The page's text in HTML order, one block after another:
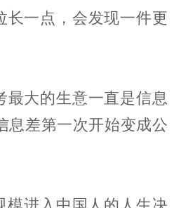
长一点，会发现一件更
最大的生意一直是信息
息差第一次开始变成公